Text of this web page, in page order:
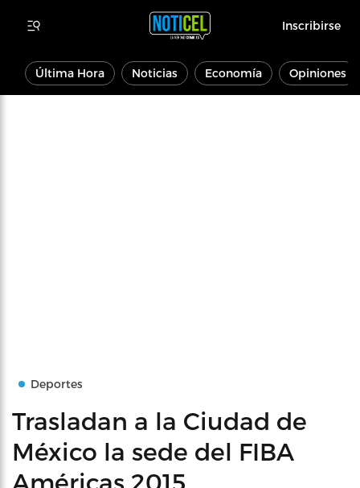
Inscribirse
Última Hora Noticias Economía Opiniones
Deportes
Trasladan a la Ciudad de
México la sede del FIBA
Américas 2015